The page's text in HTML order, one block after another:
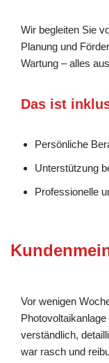
Wir begleiten Sie
Planung und
Wartung – alles
Das ist
Persönliche
Unterstützung
Professionelle
Vor wenigen
verständlich,
war rasch und